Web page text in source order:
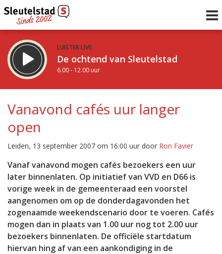
LUISTER LIVE:
De ochtend van Sleutelstad
6.00 - 12.00 uur
De middag van Sleutelstad
12.00 - 18.00 uur
Vorig uur
Inklappen
Vanavond cafés uur langer
open
Leiden, 13 september 2007 om 16:00 uur door Ron Favier
Vanaf vanavond mogen cafés bezoekers een uur
later binnenlaten. Op initiatief van VVD en D66 is
vorige week in de gemeenteraad een voorstel
aangenomen om op de donderdagavonden het
zogenaamde weekendscenario door te voeren. Cafés
mogen dan in plaats van 1.00 uur nog tot 2.00 uur
bezoekers binnenlaten. De officiële startdatum
hiervan hing af van een aankondiging in de